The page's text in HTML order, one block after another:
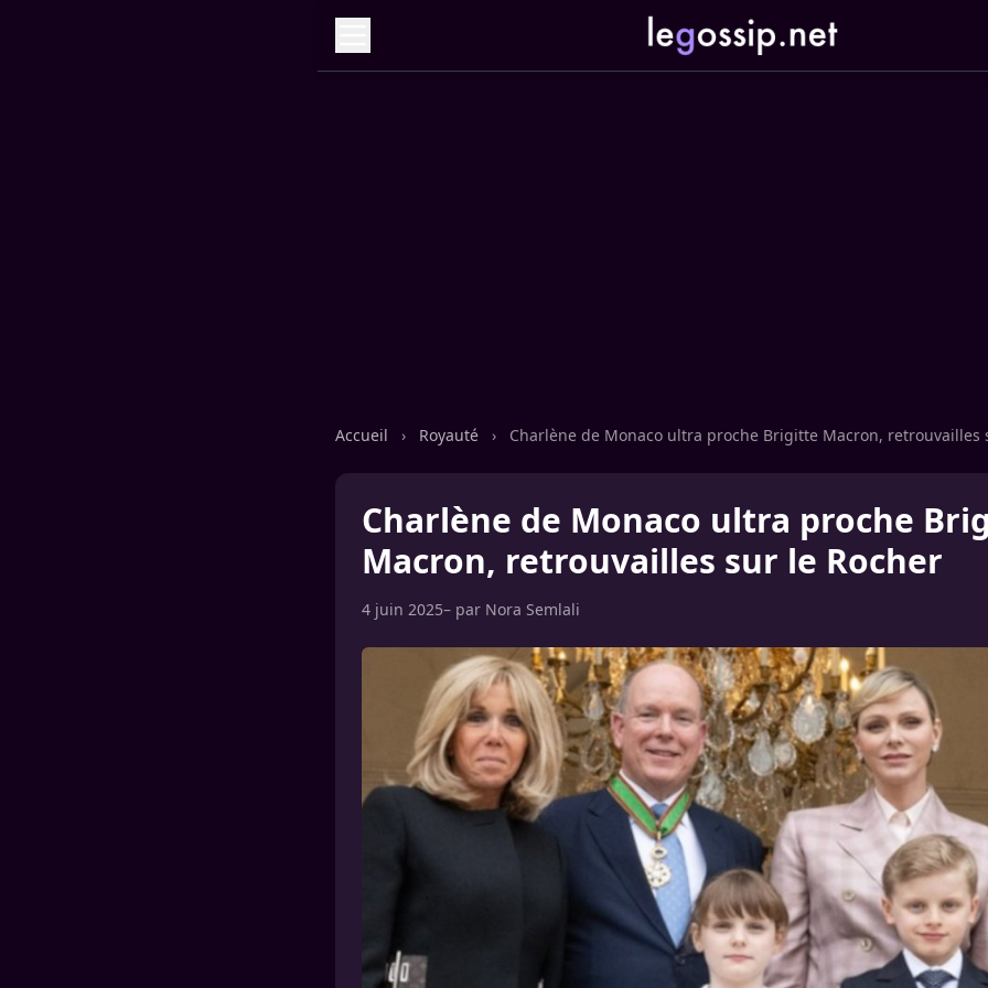
Accueil › Royauté › Charlène de Monaco ultra proche Brigitte Macron, retrouvailles
Charlène de Monaco ultra proche
Macron, retrouvailles sur le Rocher
4 juin 2025– par Nora Semlali